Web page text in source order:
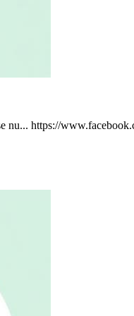
nu... https://